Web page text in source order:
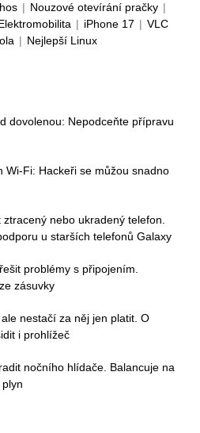
| Nouzové otevírání pračky |
| iPhone 17 | VLC
| Nejlepší Linux
dovolenou: Nepodceňte přípravu
Wi-Fi: Hackeři se můžou snadno
nebo ukradený telefon.
u starších telefonů Galaxy
problémy s připojením.
zásuvky
nestačí za něj jen platit. O
i prohlížeč
nočního hlídače. Balancuje na